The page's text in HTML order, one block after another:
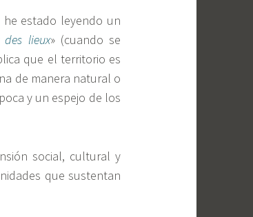
estado leyendo un
des lieux» (cuando se
que el territorio es
de manera natural o
y un espejo de los
social, cultural y
que sustentan